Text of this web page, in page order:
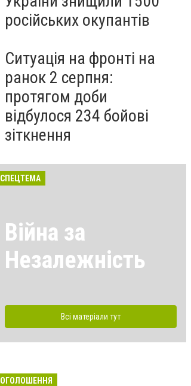
російських окупантів
Ситуація на фронті на
ранок 2 серпня:
протягом доби
відбулося 234 бойові
зіткнення
СПЕЦТЕМА
Війна за
Незалежність
Всі матеріали тут
ОГОЛОШЕННЯ